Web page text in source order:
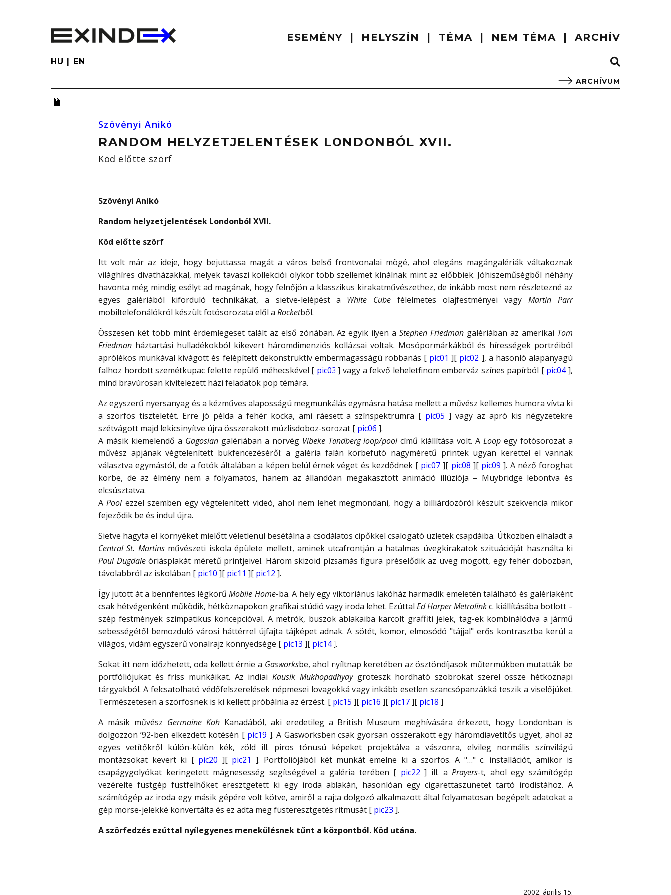
ESEMÉNY HELYSZÍN TÉMA NEM TÉMA ARCHÍV
HU EN
ARCHÍVUM
Szövényi Anikó
RANDOM HELYZETJELENTÉSEK LONDONBÓL XVII.
Köd előtte szörf
Szövényi Anikó
Random helyzetjelentések Londonból XVII.
Köd előtte szörf
Itt volt már az ideje, hogy bejuttassa magát a város belső frontvonalai mögé, ahol elegáns magángalériák váltakoznak
világhíres divatházakkal, melyek tavaszi kollekciói olykor több szellemet kínálnak mint az előbbiek. Jóhiszeműségből néhány
havonta még mindig esélyt ad magának, hogy felnőjön a klasszikus kirakatművészethez, de inkább most nem részletezné az
egyes galériából kiforduló technikákat, a sietve-lelépést a White Cube félelmetes olajfestményei vagyMartin Parr
mobiltelefonálókról készült fotósorozata elől a Rocketből.
Összesen két több mint érdemlegeset talált az első zónában. Az egyik ilyen aStephen Friedman galériában az amerikai Tom
Friedman háztartási hulladékokból kikevert háromdimenziós kollázsai voltak. Mosópormárkákból és hírességek portréiból
aprólékos munkával kivágott és felépített dekonstruktív embermagasságú robbanás [ pic01 ][ pic02 ], a hasonló alapanyagú
falhoz hordott szemétkupac felette repülő méhecskével [ pic03 ] vagy a fekvő leheletfinom emberváz színes papírból [ pic04],
mind bravúrosan kivitelezett házi feladatok pop témára.
Az egyszerű nyersanyag és a kézműves alaposságú megmunkálás egymásra hatása mellett a művész kellemes humora vívta ki
a szörfös tiszteletét. Erre jó példa a fehér kocka, ami ráesett a színspektrumra [ pic05 ] vagy az apró kis négyzetekre
szétvágott majd lekicsinyítve újra összerakott müzlisdoboz-sorozat [ pic06 ].
A másik kiemelendő a Gagosiangalériában a norvég Vibeke Tandberg loop/poolcímű kiállítása volt. ALoop egy fotósorozat a
művész apjának végtelenített bukfencezéséről: a galéria falán körbefutó nagyméretű printek ugyan kerettel el vannak
választva egymástól, de a fotók általában a képen belül érnek véget és kezdődnek [ pic07 ][ pic08 ][ pic09 ]. A néző foroghat
körbe, de az élmény nem a folyamatos, hanem az állandóan megakasztott animáció illúziója – Muybridge lebontva és
elcsúsztatva.
APoolezzel szemben egy végtelenített videó, ahol nem lehet megmondani, hogy a billiárdozóról készült szekvencia mikor
fejeződik be és indul újra.
Sietve hagyta el környéket mielőtt véletlenül besétálna a csodálatos cipőkkel csalogató üzletek csapdáiba. Útközben elhaladt a
Central St. Martinsművészeti iskola épülete mellett, aminek utcafrontján a hatalmas üvegkirakatok szituációját használta ki
Paul Dugdaleóriásplakát méretű printjeivel. Három skizoid pizsamás figura préselődik az üveg mögött, egy fehér dobozban,
távolabbról az iskolában [ pic10 ][ pic11 ][ pic12 ].
Így jutott át a bennfentes légkörűMobile Home-ba. A hely egy viktoriánus lakóház harmadik emeletén található és galériaként
csak hétvégenként működik, hétköznapokon grafikai stúdió vagy iroda lehet. Ezúttal Ed Harper Metrolinkc. kiállításába botlott –
szép festmények szimpatikus koncepcióval. A metrók, buszok ablakaiba karcolt graffiti jelek, tag-ek kombinálódva a jármű
sebességétől bemozduló városi háttérrel újfajta tájképet adnak. A sötét, komor, elmosódó "tájjal" erős kontrasztba kerül a
világos, vidám egyszerű vonalrajz könnyedsége [ pic13 ][ pic14].
Sokat itt nem időzhetett, oda kellett érnie a Gasworksbe, ahol nyíltnap keretében az ösztöndíjasok műtermükben mutatták be
portfóliójukat és friss munkáikat. Az indiaiKausik Mukhopadhyaygroteszk hordható szobrokat szerel össze hétköznapi
tárgyakból. A felcsatolható védőfelszerelések népmesei lovagokká vagy inkább esetlen szancsópanzákká teszik a viselőjüket.
Természetesen a szörfösnek is ki kellett próbálnia az érzést. [ pic15 ][ pic16 ][ pic17][ pic18 ]
A másik művész Germaine Koh Kanadából, aki eredetileg a British Museum meghívására érkezett, hogy Londonban is
dolgozzon ’92-ben elkezdett kötésén [ pic19 ]. A Gasworksben csak gyorsan összerakott egy háromdiavetítős ügyet, ahol az
egyes vetítőkről külön-külön kék, zöld ill. piros tónusú képeket projektálva a vászonra, elvileg normális színvilágú
montázsokat kevert ki [ pic20 ][ pic21 ]. Portfoliójából két munkát emelne ki a szörfös. A "…" c. installációt, amikor is
csapágygolyókat keringetett mágnesesség segítségével a galéria terében [ pic22 ] ill. aPrayers-t, ahol egy számítógép
vezérelte füstgép füstfelhőket eresztgetett ki egy iroda ablakán, hasonlóan egy cigarettaszünetet tartó irodistához. A
számítógép az iroda egy másik gépére volt kötve, amiről a rajta dolgozó alkalmazott által folyamatosan begépelt adatokat a
gép morse-jelekké konvertálta és ez adta meg füsteresztgetés ritmusát [ pic23 ].
A szörfedzés ezúttal nyílegyenes menekülésnek tűnt a központból. Köd utána.
2002. április 15.